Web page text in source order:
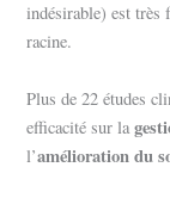
indésirable) est très
racine.
Plus de 22 études
efficacité sur la
l’amélioration du